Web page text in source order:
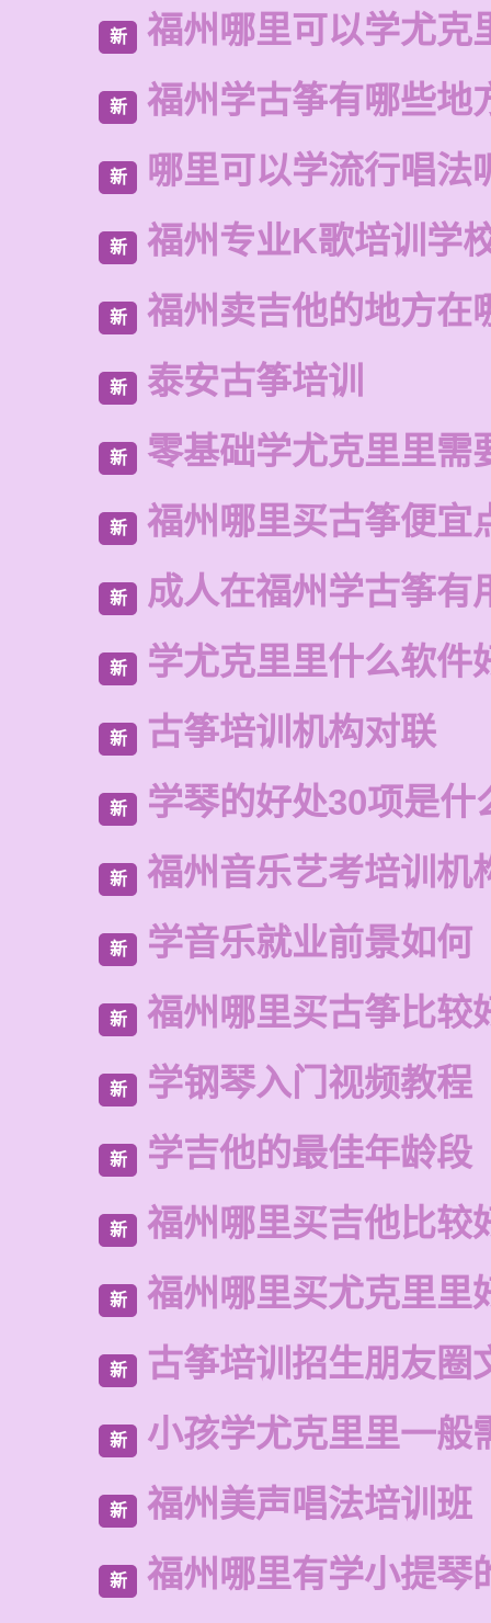
新 福州哪里可以学尤克
新 福州学古筝有哪些地
新 哪里可以学流行唱法
新 福州专业K歌培训学
新 福州卖吉他的地方在
新 泰安古筝培训
新 零基础学尤克里里需
新 福州哪里买古筝便宜
新 成人在福州学古筝有
新 学尤克里里什么软件
新 古筝培训机构对联
新 学琴的好处30项是什
新 福州音乐艺考培训机
新 学音乐就业前景如何
新 福州哪里买古筝比较
新 学钢琴入门视频教程
新 学吉他的最佳年龄段
新 福州哪里买吉他比较
新 福州哪里买尤克里里
新 古筝培训招生朋友圈
新 小孩学尤克里里一般
新 福州美声唱法培训班
新 福州哪里有学小提琴